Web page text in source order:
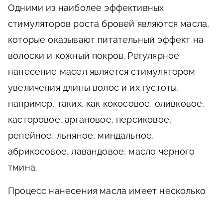
Одними из наиболее эффективных
стимуляторов роста бровей являются масла,
которые оказывают питательный эффект на
волоски и кожный покров. Регулярное
нанесение масел является стимулятором
увеличения длины волос и их густоты,
например, таких, как кокосовое, оливковое,
касторовое, аргановое, персиковое,
репейное, льняное, миндальное,
абрикосовое, лавандовое, масло черного
тмина.
Процесс нанесения масла имеет несколько